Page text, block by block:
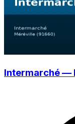
Intermarché —